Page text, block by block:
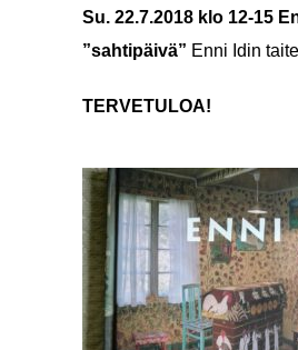
Su. 22.7.2018 klo 12-15
”sahtipäivä” Enni Idin
TERVETULOA!